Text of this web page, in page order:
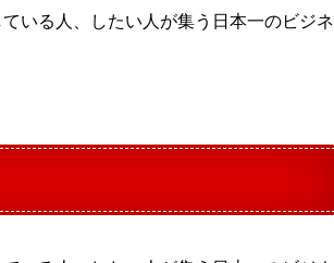
いる人、したい人が集う日本一のビジネ